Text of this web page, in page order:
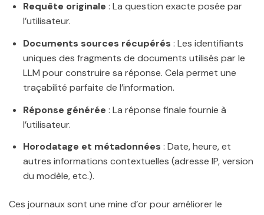
Requête originale : La question exacte posée par
l’utilisateur.
Documents sources récupérés : Les identifiants
uniques des fragments de documents utilisés par le
LLM pour construire sa réponse. Cela permet une
traçabilité parfaite de l’information.
Réponse générée : La réponse finale fournie à
l’utilisateur.
Horodatage et métadonnées : Date, heure, et
autres informations contextuelles (adresse IP, version
du modèle, etc.).
Ces journaux sont une mine d’or pour améliorer le